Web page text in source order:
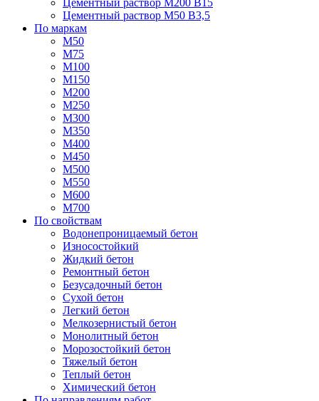
Цементный раствор М200 В15
Цементный раствор М50 В3,5
По маркам
М50
М75
М100
М150
М200
М250
М300
М350
М400
М450
М500
М550
М600
М700
По свойствам
Водонепроницаемый бетон
Износостойкий
Жидкий бетон
Ремонтный бетон
Безусадочный бетон
Сухой бетон
Легкий бетон
Мелкозернистый бетон
Монолитный бетон
Морозостойкий бетон
Тяжелый бетон
Теплый бетон
Химический бетон